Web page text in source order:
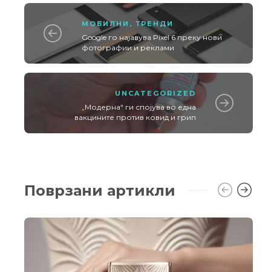
МОБИЛНИ , ТРЕНДИ
Google го најавува Pixel 6 преку нови
фотографии и реклами
UNCATEGORIZED
„Модерна“ ги спојува во една
вакцините против ковид и грип
Поврзани артикли